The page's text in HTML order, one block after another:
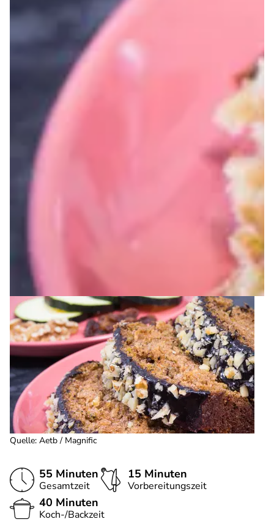
Quelle: Aetb / Magnific
55 Minuten
Gesamtzeit
15 Minuten
Vorbereitungszeit
40 Minuten
Koch-/Backzeit